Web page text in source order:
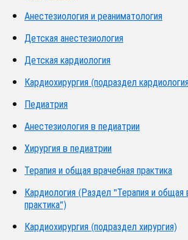
Анестезиология и реаниматология
Детская анестезиология
Детская кардиология
Кардиохирургия (подраздел
Педиатрия
Анестезиология в педиатрии
Хирургия в педиатрии
Терапия и общая врачебная практика
Кардиология (Раздел "Терапия и общая
практика")
Кардиохирургия (подраздел хирургия)